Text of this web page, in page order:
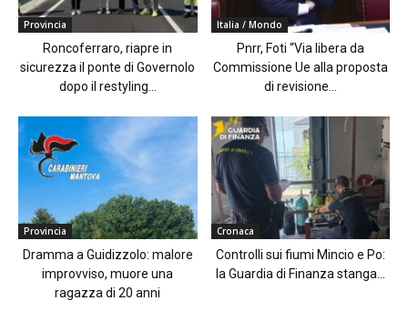
Provincia
Roncoferraro, riapre in
sicurezza il ponte di Governolo
dopo il restyling...
Italia / Mondo
Pnrr, Foti “Via libera da
Commissione Ue alla proposta
di revisione...
Provincia
Dramma a Guidizzolo: malore
improvviso, muore una
ragazza di 20 anni
Cronaca
Controlli sui fiumi Mincio e Po:
la Guardia di Finanza stanga...